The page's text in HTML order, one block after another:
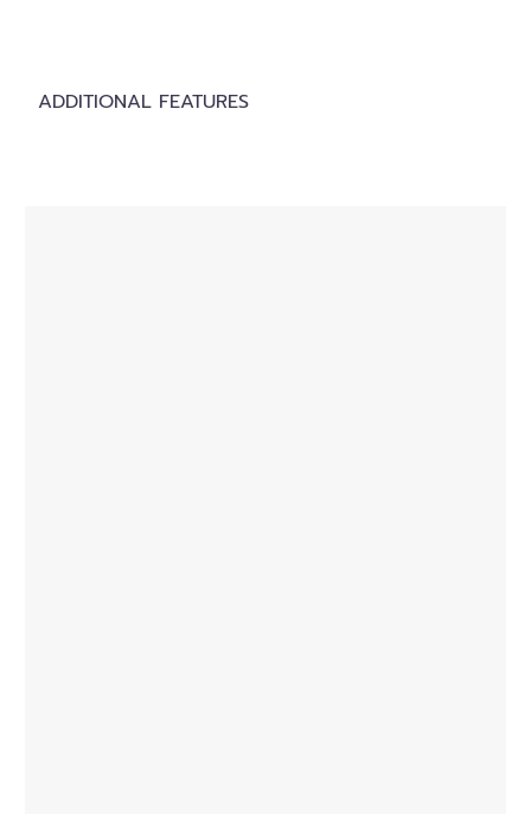
ADDITIONAL FEATURES